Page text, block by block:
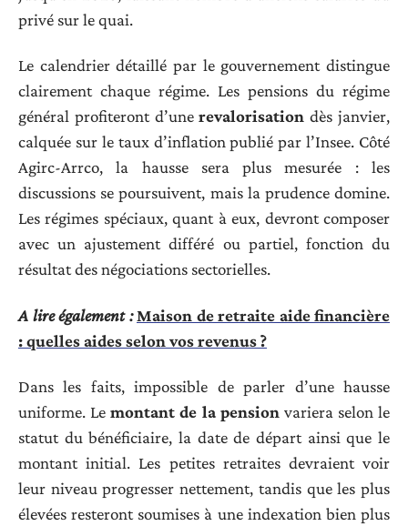
privé sur le quai.
Le calendrier détaillé par le gouvernement distingue
clairement chaque régime. Les pensions du régime
général profiteront d’unerevalorisation dès janvier,
calquée sur le taux d’inflation publié par l’Insee. Côté
Agirc-Arrco, la hausse sera plus mesurée : les
discussions se poursuivent, mais la prudence domine.
Les régimes spéciaux, quant à eux, devront composer
avec un ajustement différé ou partiel, fonction du
résultat des négociations sectorielles.
A lire également : Maison de retraite aide financière
: quelles aides selon vos revenus ?
Dans les faits, impossible de parler d’une hausse
uniforme. Lemontant de la pensionvariera selon le
statut du bénéficiaire, la date de départ ainsi que le
montant initial. Les petites retraites devraient voir
leur niveau progresser nettement, tandis que les plus
élevées resteront soumises à une indexation bien plus